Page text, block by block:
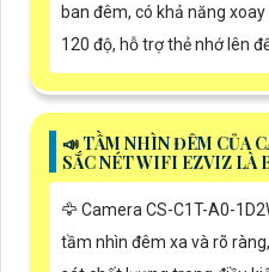
ban đêm, có khả năng
120 độ, hỗ trợ thẻ nhớ lên
📣 TẦM NHÌN ĐÊM CỦA
SẮC NÉT WIFI EZVIZ LÀ
🦅 Camera CS-C1T-A0-
tầm nhìn đêm xa và rõ